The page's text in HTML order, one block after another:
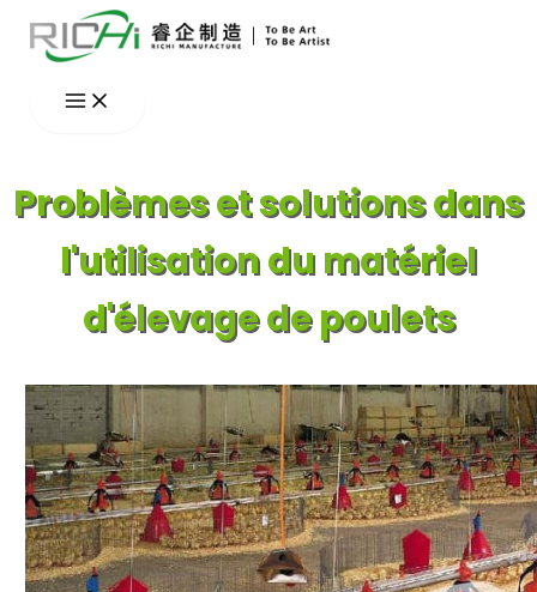
Aller
au
Problèmes et solutions dans
l'utilisation du matériel
d'élevage de poulets